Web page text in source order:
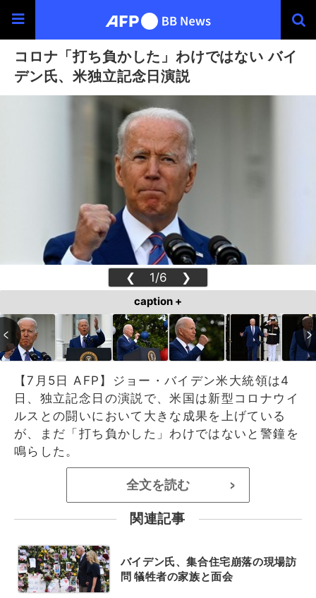
コロナ「打ち負かした」わけではない バイ
デン氏、米独立記念日演説
❮ 1/6 ❯
caption +
【7月5日 AFP】ジョー・バイデン米大統領は4
日、独立記念日の演説で、米国は新型コロナウイ
ルスとの闘いにおいて大きな成果を上げている
が、まだ「打ち負かした」わけではないと警鐘を
鳴らした。
全文を読む >
関連記事
バイデン氏、集合住宅崩落の現場訪
問 犠牲者の家族と面会